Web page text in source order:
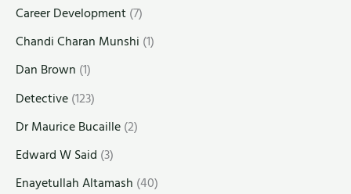
Career Development(7)
Chandi Charan Munshi (1)
Dan Brown (1)
Detective(123)
Dr Maurice Bucaille(2)
Edward W Said (3)
Enayetullah Altamash (40)